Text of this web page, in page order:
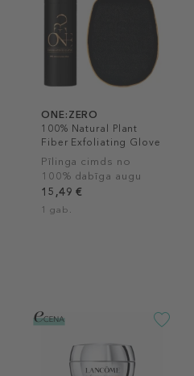
ONE:ZERO
100% Natural Plant
Fiber Exfoliating Glove
Pīlinga cimds no
100% dabīga augu
šķiedras
15,49 €
1 gab.